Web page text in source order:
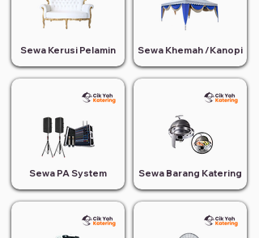
Sewa Kerusi Pelamin
Sewa PA System
Sewa Khemah /Kanopi
Sewa Barang Katering